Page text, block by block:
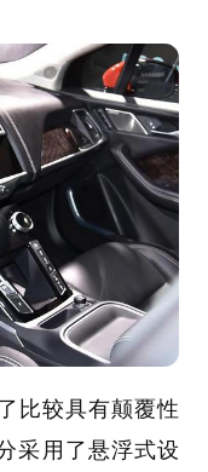
比较具有颠覆性
采用了悬浮式设